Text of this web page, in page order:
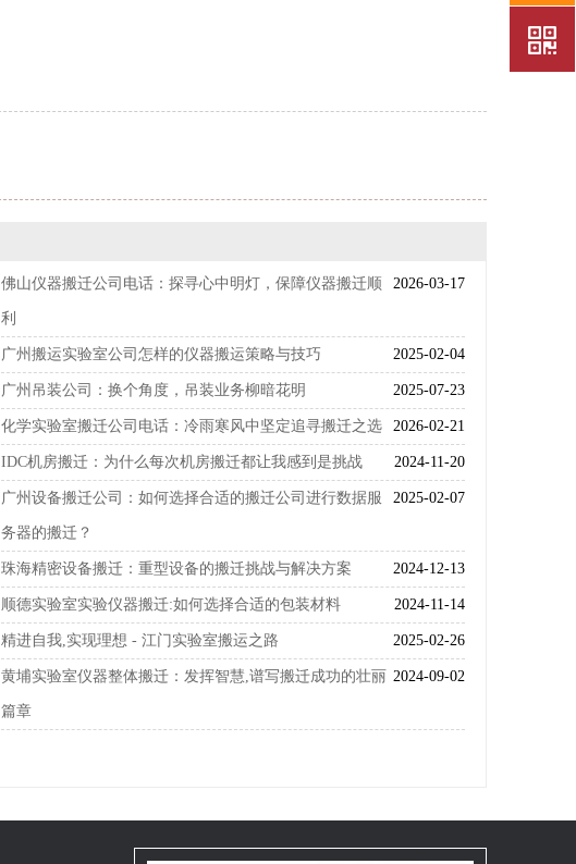
2026-03-17
佛山仪器搬迁公司电话：探寻心中明灯，保障仪器搬迁顺
利
2025-02-04
广州搬运实验室公司怎样的仪器搬运策略与技巧
2025-07-23
广州吊装公司：换个角度，吊装业务柳暗花明
2026-02-21
化学实验室搬迁公司电话：冷雨寒风中坚定追寻搬迁之选
2024-11-20
IDC机房搬迁：为什么每次机房搬迁都让我感到是挑战
2025-02-07
广州设备搬迁公司：如何选择合适的搬迁公司进行数据服
务器的搬迁？
2024-12-13
珠海精密设备搬迁：重型设备的搬迁挑战与解决方案
2024-11-14
顺德实验室实验仪器搬迁:如何选择合适的包装材料
2025-02-26
精进自我,实现理想 - 江门实验室搬运之路
2024-09-02
黄埔实验室仪器整体搬迁：发挥智慧,谱写搬迁成功的壮丽
篇章